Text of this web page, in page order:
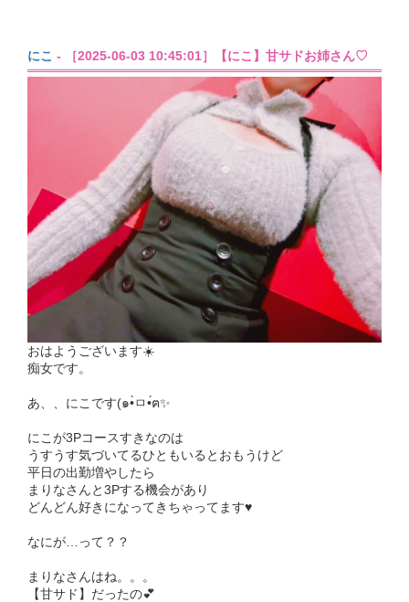
にこ - ［2025-06-03 10:45:01］【にこ】甘サドお姉さん♡
おはようございます☀️
痴女です。
あ、、にこです(๑•̀ㅁ•́ฅ✨
にこが3Pコースすきなのは
うすうす気づいてるひともいるとおもうけど
平日の出勤増やしたら
まりなさんと3Pする機会があり
どんどん好きになってきちゃってます♥️
なにが…って？？
まりなさんはね。。。
【甘サド】だったの💕